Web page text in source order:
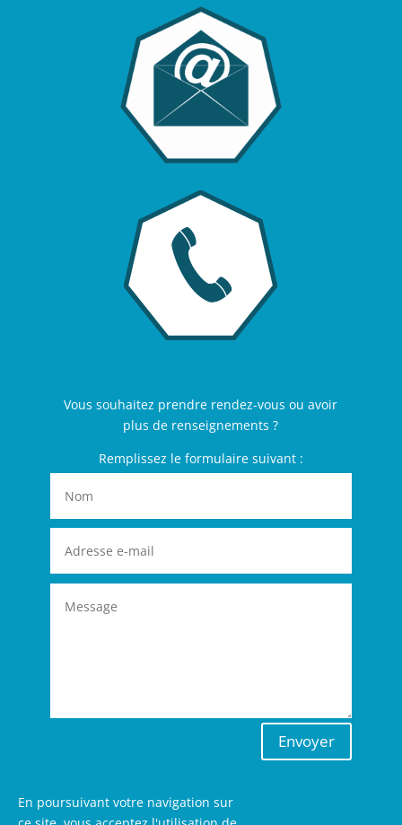
Vous souhaitez prendre rendez-vous ou avoir
plus de renseignements ?
Remplissez le formulaire suivant :
Envoyer
En poursuivant votre navigation sur